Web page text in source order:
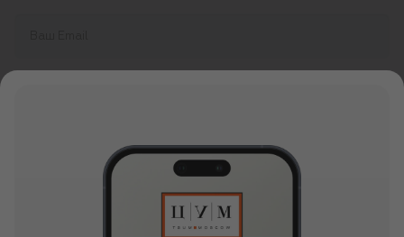
О ЦУМ
О магазине
Новости и события
ОНЛАЙН ПОКУПКИ